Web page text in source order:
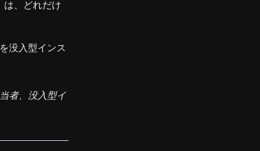
は、どれだけ
没入型インス
者、没入型イ